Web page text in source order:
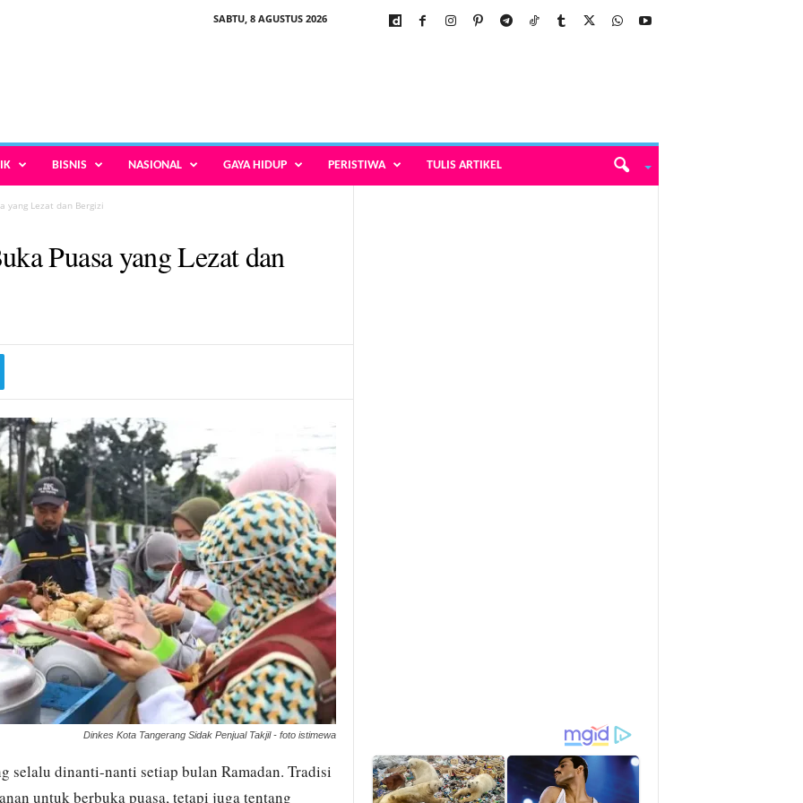
SABTU, 8 AGUSTUS 2026
BISNIS NASIONAL GAYA HIDUP PERISTIWA TULIS ARTIKEL
yang Lezat dan Bergizi
Puasa yang Lezat dan
Dinkes Kota Tangerang Sidak Penjual Takjil - foto istimewa
selalu dinanti-nanti setiap bulan Ramadan. Tradisi
untuk berbuka puasa, tetapi juga tentang